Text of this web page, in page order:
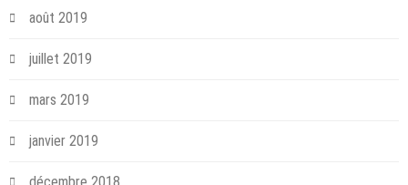
août 2019
juillet 2019
mars 2019
janvier 2019
décembre 2018